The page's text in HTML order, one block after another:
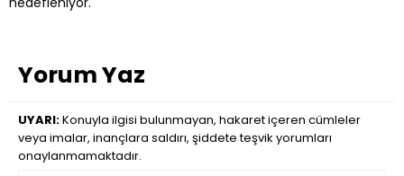
Yorum Yaz
UYARI:Konuyla ilgisi bulunmayan, hakaret içeren cümleler
veya imalar, inançlara saldırı, şiddete teşvik yorumları
onaylanmamaktadır.